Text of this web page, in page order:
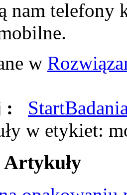
nam
w
:
Start
w etykiet:
Artykuły